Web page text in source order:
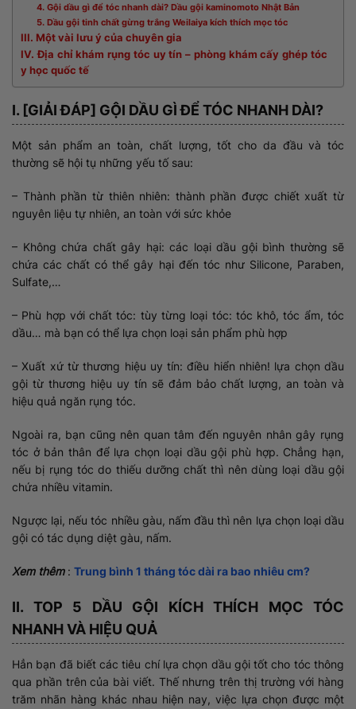
4. Gội dầu gì để tóc nhanh dài? Dầu gội kaminomoto Nhật Bản
5. Dầu gội tinh chất gừng trắng Weilaiya kích thích mọc tóc
III. Một vài lưu ý của chuyên gia
IV. Địa chỉ khám rụng tóc uy tín – phòng khám cấy ghép tóc
y học quốc tế
I. [GIẢI ĐÁP] GỘI DẦU GÌ ĐỂ TÓC NHANH DÀI?
Một sản phẩm an toàn, chất lượng, tốt cho da đầu và tóc
thường sẽ hội tụ những yếu tố sau:
– Thành phần từ thiên nhiên: thành phần được chiết xuất từ
nguyên liệu tự nhiên, an toàn với sức khỏe
– Không chứa chất gây hại: các loại dầu gội bình thường sẽ
chứa các chất có thể gây hại đến tóc như Silicone, Paraben,
Sulfate,…
– Phù hợp với chất tóc: tùy từng loại tóc: tóc khô, tóc ẩm, tóc
dầu… mà bạn có thể lựa chọn loại sản phẩm phù hợp
– Xuất xứ từ thương hiệu uy tín: điều hiển nhiên! lựa chọn dầu
gội từ thương hiệu uy tín sẽ đảm bảo chất lượng, an toàn và
hiệu quả ngăn rụng tóc.
Ngoài ra, bạn cũng nên quan tâm đến nguyên nhân gây rụng
tóc ở bản thân để lựa chọn loại dầu gội phù hợp. Chẳng hạn,
nếu bị rụng tóc do thiếu dưỡng chất thì nên dùng loại dầu gội
chứa nhiều vitamin.
Ngược lại, nếu tóc nhiều gàu, nấm đầu thì nên lựa chọn loại dầu
gội có tác dụng diệt gàu, nấm.
Xem thêm: Trung bình 1 tháng tóc dài ra bao nhiêu cm?
II. TOP 5 DẦU GỘI KÍCH THÍCH MỌC TÓC
NHANH VÀ HIỆU QUẢ
Hẳn bạn đã biết các tiêu chí lựa chọn dầu gội tốt cho tóc thông
qua phần trên của bài viết. Thế nhưng trên thị trường với hàng
trăm nhãn hàng khác nhau hiện nay, việc lựa chọn được một